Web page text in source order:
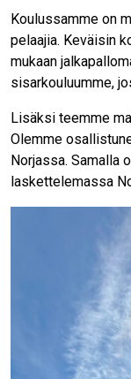
Koulussamme on
pelaajia. Keväisin
mukaan
sisarkouluumme,
Lisäksi teemme
Olemme
Norjassa. Samalla
laskettelemassa